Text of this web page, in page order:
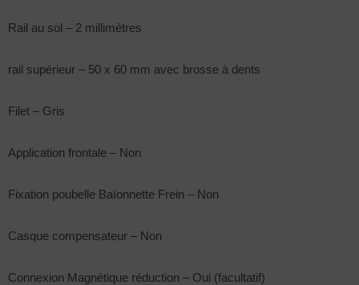
Rail au sol – 2 millimètres
rail supérieur – 50 x 60 mm avec brosse à dents
Filet – Gris
Application frontale – Non
Fixation poubelle Baïonnette Frein – Non
Casque compensateur – Non
Connexion Magnétique réduction – Oui (facultatif)